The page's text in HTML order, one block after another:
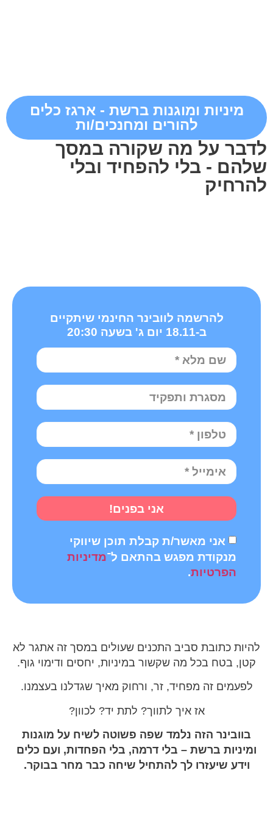
מיניות ומוגנות ברשת - ארגז כלים
להורים ומחנכים/ות
לדבר על מה שקורה במסך
שלהם - בלי להפחיד ובלי
להרחיק
להרשמה לוובינר החינמי שיתקיים
ב-18.11 יום ג' בשעה 20:30
אני מאשר/ת קבלת תוכן שיווקי
מנקודת מפגש בהתאם ל־מדיניות
הפרטיות.
אני בפנים!
להיות כתובת סביב התכנים שעולים במסך זה אתגר לא
קטן, בטח בכל מה שקשור במיניות, יחסים ודימוי גוף.
לפעמים זה מפחיד, זר, ורחוק מאיך שגדלנו בעצמנו.
אז איך לתווך? לתת יד? לכוון?
בוובינר הזה נלמד שפה פשוטה לשיח על מוגנות
ומיניות ברשת – בלי דרמה, בלי הפחדות, ועם כלים
וידע שיעזרו לך להתחיל שיחה כבר מחר בבוקר.